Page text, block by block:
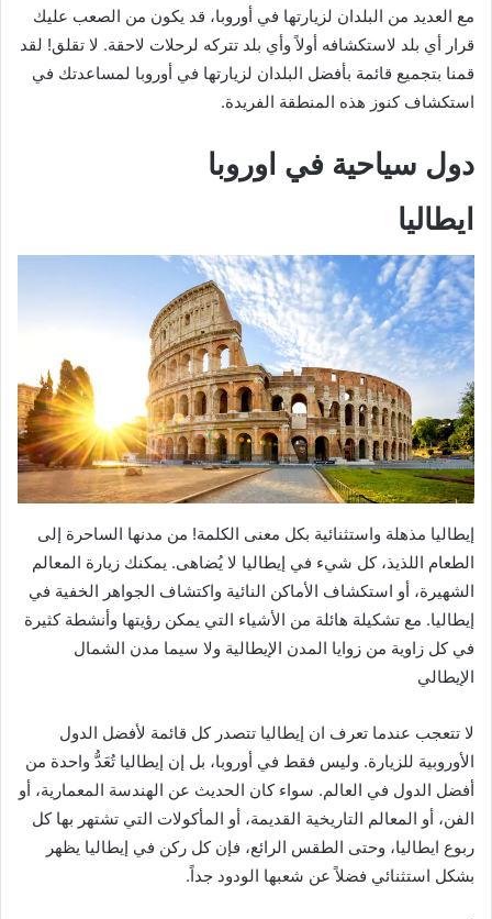
مع العديد من البلدان لزيارتها في أوروبا، قد يكون من الصعب عليك
قرار أي بلد لاستكشافه أولاً وأي بلد تتركه لرحلات لاحقة. لا تقلق! لقد
قمنا بتجميع قائمة بأفضل البلدان لزيارتها في أوروبا لمساعدتك في
استكشاف كنوز هذه المنطقة الفريدة.
دول سياحية في اوروبا
ايطاليا
إيطاليا مذهلة واستثنائية بكل معنى الكلمة! من مدنها الساحرة إلى
الطعام اللذيذ، كل شيء في إيطاليا لا يُضاهى. يمكنك زيارة المعالم
الشهيرة، أو استكشاف الأماكن النائية واكتشاف الجواهر الخفية في
إيطاليا. مع تشكيلة هائلة من الأشياء التي يمكن رؤيتها وأنشطة كثيرة
في كل زاوية من زوايا المدن الإيطالية ولا سيما مدن الشمال
الإيطالي
لا تتعجب عندما تعرف ان إيطاليا تتصدر كل قائمة لأفضل الدول
الأوروبية للزيارة. وليس فقط في أوروبا، بل إن إيطاليا تُعَدُّ واحدة من
أفضل الدول في العالم. سواء كان الحديث عن الهندسة المعمارية، أو
الفن، أو المعالم التاريخية القديمة، أو المأكولات التي تشتهر بها كل
ربوع ايطاليا، وحتى الطقس الرائع، فإن كل ركن في إيطاليا يظهر
بشكل استثنائي فضلاً عن شعبها الودود جداً.